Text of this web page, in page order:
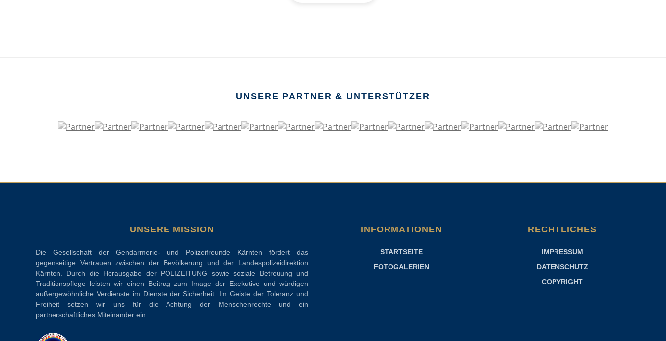
UNSERE PARTNER & UNTERSTÜTZER
UNSERE MISSION
Die Gesellschaft der Gendarmerie- und Polizeifreunde Kärnten fördert das
gegenseitige Vertrauen zwischen der Bevölkerung und der Landespolizeidirektion
Kärnten. Durch die Herausgabe der POLIZEITUNG sowie soziale Betreuung und
Traditionspflege leisten wir einen Beitrag zum Image der Exekutive und würdigen
außergewöhnliche Verdienste im Dienste der Sicherheit. Im Geiste der Toleranz und
Freiheit setzen wir uns für die Achtung der Menschenrechte und ein
partnerschaftliches Miteinander ein.
INFORMATIONEN
STARTSEITE
FOTOGALERIEN
RECHTLICHES
IMPRESSUM
DATENSCHUTZ
COPYRIGHT